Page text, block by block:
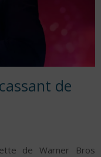
de
de Warner Bros